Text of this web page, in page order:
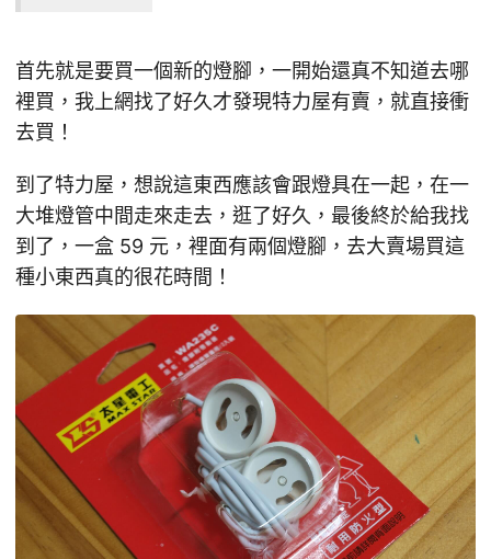
首先就是要買一個新的燈腳，一開始還真不知道去哪
裡買，我上網找了好久才發現特力屋有賣，就直接衝
去買！
到了特力屋，想說這東西應該會跟燈具在一起，在一
大堆燈管中間走來走去，逛了好久，最後終於給我找
到了，一盒 59 元，裡面有兩個燈腳，去大賣場買這
種小東西真的很花時間！